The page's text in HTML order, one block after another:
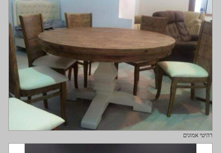
רהיטי אמונים